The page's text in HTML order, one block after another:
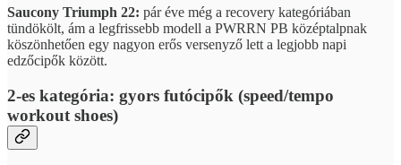
Saucony Triumph 22: pár éve még a recovery kategóriában
tündökölt, ám a legfrissebb modell a PWRRN PB középtalpnak
köszönhetően egy nagyon erős versenyző lett a legjobb napi
edzőcipők között.
2-es kategória: gyors futócipők (speed/tempo
workout shoes)